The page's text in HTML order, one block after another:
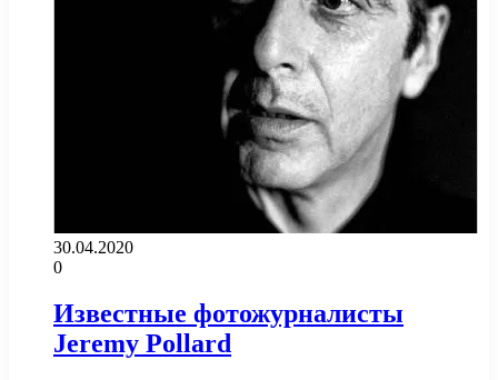
30.04.2020
0
Известные фотожурналисты
Jeremy Pollard